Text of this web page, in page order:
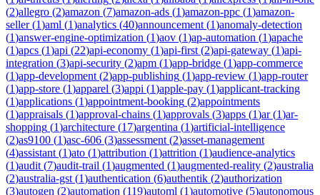
(2)allegro (2)amazon (7)amazon-ads (1)amazon-ppc (1)amazon-
seller(1)aml (1)analytics (40)announcement (1)anomaly-detection
(1)answer-engine-optimization (1)aov (1)ap-automation (1)apache
(1)apcs (1)api (22)api-economy (1)api-first (2)api-gateway (1)api-
integration (3)api-security (2)apm (1)app-bridge (1)app-commerce
(1)app-development (2)app-publishing (1)app-review (1)app-router
(1)app-store (1)apparel (3)appi (1)apple-pay (1)applicant-tracking
(1)applications (1)appointment-booking (2)appointments
(1)appraisals (1)approval-chains (1)approvals (3)apps (1)ar(1)ar-
shopping (1)architecture (17)argentina (1)artificial-intelligence
(2)as9100 (1)asc-606 (3)assessment (2)asset-management
(4)assistant (1)ato (1)attribution (1)attrition (1)audience-analytics
(1)audit (7)audit-trail (1)augmented (1)augmented-reality (2)australia
(2)australia-gst (1)authentication (6)authentik (2)authorization
(3)autogen (2)automation (119)automl (1)automotive (5)autonomous